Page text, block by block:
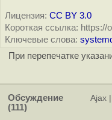
Лицензия: CC BY 3.0
Короткая ссылка: https://
Ключевые слова:
При перепечатке
Обсуждение
(111)
Ajax